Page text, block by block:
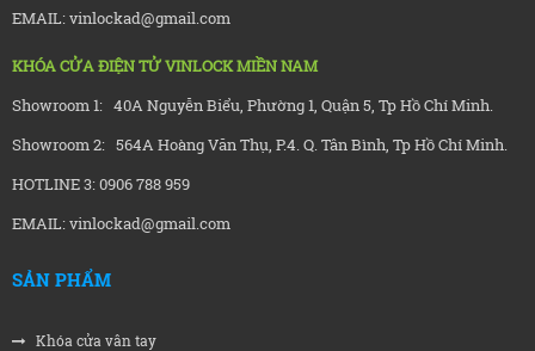
EMAIL: vinlockad@gmail.com
KHÓA CỬA ĐIỆN TỬ VINLOCK MIỀN NAM
Showroom 1: 40A Nguyễn Biểu, Phường 1, Quận 5, Tp Hồ Chí Minh.
Showroom 2: 564A Hoàng Văn Thụ, P.4. Q. Tân Bình, Tp Hồ Chí Minh.
HOTLINE 3: 0906 788 959
EMAIL: vinlockad@gmail.com
SẢN PHẨM
Khóa cửa vân tay